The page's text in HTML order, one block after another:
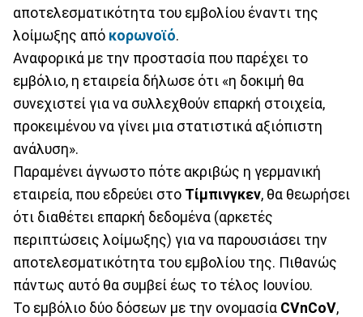
αποτελεσματικότητα του εμβολίου έναντι της
λοίμωξης από κορωνοϊό.
Αναφορικά με την προστασία που παρέχει το
εμβόλιο, η εταιρεία δήλωσε ότι «η δοκιμή θα
συνεχιστεί για να συλλεχθούν επαρκή στοιχεία,
προκειμένου να γίνει μια στατιστικά αξιόπιστη
ανάλυση».
Παραμένει άγνωστο πότε ακριβώς η γερμανική
εταιρεία, που εδρεύει στο Τίμπινγκεν, θα θεωρήσει
ότι διαθέτει επαρκή δεδομένα (αρκετές
περιπτώσεις λοίμωξης) για να παρουσιάσει την
αποτελεσματικότητα του εμβολίου της. Πιθανώς
πάντως αυτό θα συμβεί έως το τέλος Ιουνίου.
Το εμβόλιο δύο δόσεων με την ονομασία CVnCoV,